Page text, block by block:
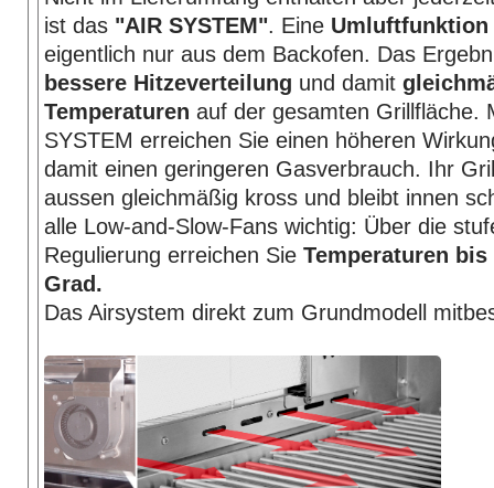
ist das "AIR SYSTEM". Eine Umluftfunktion
eigentlich nur aus dem Backofen. Das
bessere Hitzeverteilung und damit
Temperaturen auf der gesamten Grillfläche.
SYSTEM erreichen Sie einen höheren
damit einen geringeren Gasverbrauch. Ihr
aussen gleichmäßig kross und bleibt innen
alle Low-and-Slow-Fans wichtig: Über die
Regulierung erreichen Sie Temperaturen bis
Grad.
Das Airsystem direkt zum Grundmodell